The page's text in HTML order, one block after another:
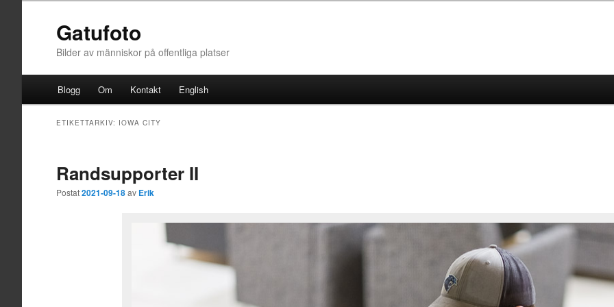
Gatufoto
Bilder av människor på offentliga platser
Huvudmeny
Hoppa till huvudinnehåll
Hoppa till sekundärt innehåll
Blogg Om Kontakt English
ETIKETTARKIV: IOWA CITY
Randsupporter II
Postat2021-09-18av Erik